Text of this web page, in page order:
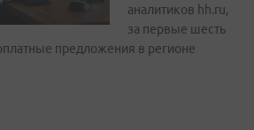
аналитиков hh.ru,
за первые шесть
предложения в регионе